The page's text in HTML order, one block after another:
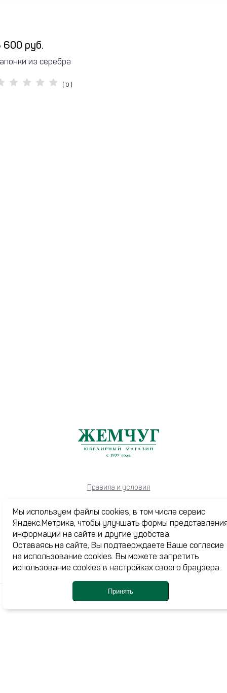
600 руб.
из серебра
( 0 )
Правила и условия
Политика в отношении обработки персональных данных
Юридическая информация Возврат и обмен
Советы. Уход. Хранение
Мы используем файлы cookies, в том числе сервис
Яндекс.Метрика, чтобы улучшать формы
информации на сайте и другие удобства.
Оставаясь на сайте, Вы подтверждаете Ваше согласие
на использование cookies. Вы можете запретить
использование cookies в настройках своего браузера.
Принять